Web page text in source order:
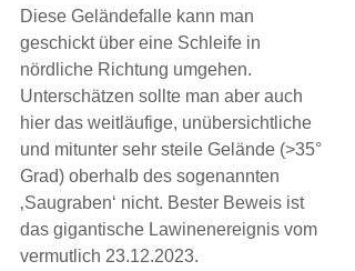
Diese Geländefalle kann man
geschickt über eine Schleife in
nördliche Richtung umgehen.
Unterschätzen sollte man aber auch
hier das weitläufige, unübersichtliche
und mitunter sehr steile Gelände (>35°
Grad) oberhalb des sogenannten
‚Saugraben‘ nicht. Bester Beweis ist
das gigantische Lawinenereignis vom
vermutlich 23.12.2023.